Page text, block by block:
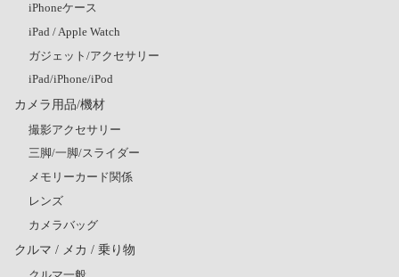
iPhoneケース
iPad / Apple Watch
ガジェット/アクセサリー
iPad/iPhone/iPod
カメラ用品/機材
撮影アクセサリー
三脚/一脚/スライダー
メモリーカード関係
レンズ
カメラバッグ
クルマ / メカ / 乗り物